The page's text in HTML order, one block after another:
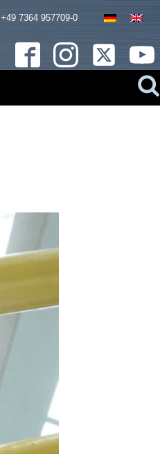
+49 7364 957709-0